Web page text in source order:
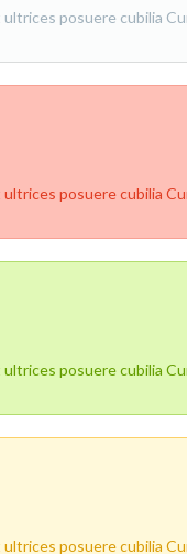
posuere cubilia
posuere cubilia
posuere cubilia
posuere cubilia